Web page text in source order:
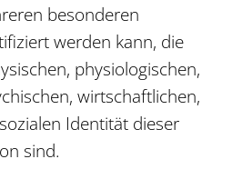
besonderen
werden kann, die
physiologischen,
wirtschaftlichen,
Identität dieser
sind.